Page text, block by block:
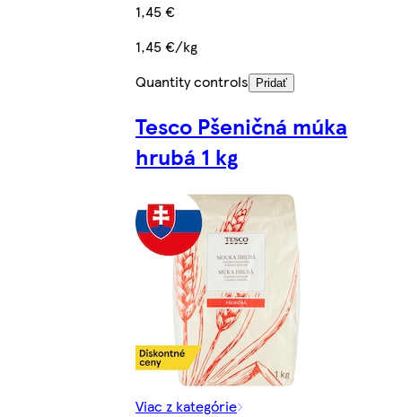
1,45 €
1,45 €/kg
Quantity controls
Pridať
Tesco Pšeničná múka
hrubá 1 kg
Viac z kategórie